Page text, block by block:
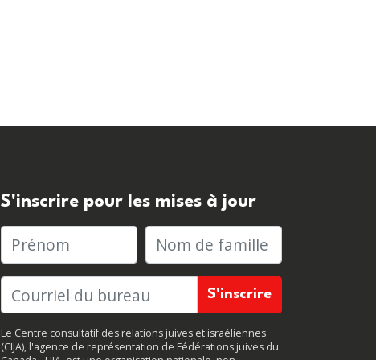
S'inscrire pour les mises à jour
Prénom Nom de famille
Le Centre consultatif des relations juives et israéliennes
(CIJA), l'agence de représentation de Fédérations juives du